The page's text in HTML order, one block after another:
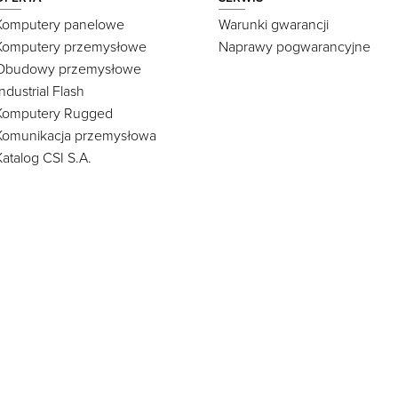
panelowe
przemysłowe
przemysłowe
Flash
Rugged
przemysłowa
CSI S.A.
Warunki gwarancji
Naprawy pogwarancyjne